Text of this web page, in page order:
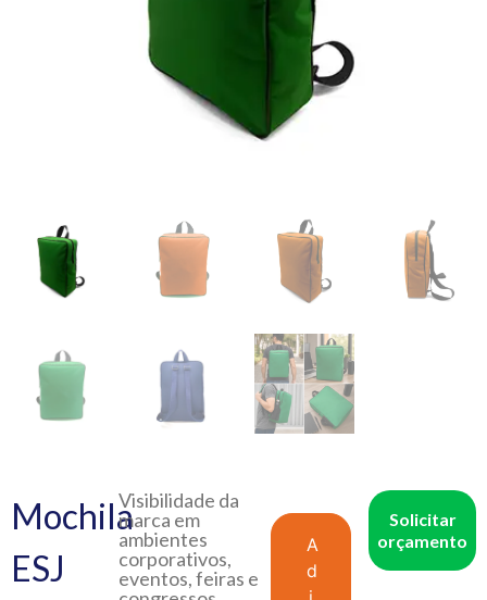
Mochila
ESJ
Visibilidade da
marca em
ambientes
corporativos,
eventos, feiras e
A
d
Solicitar
orçamento